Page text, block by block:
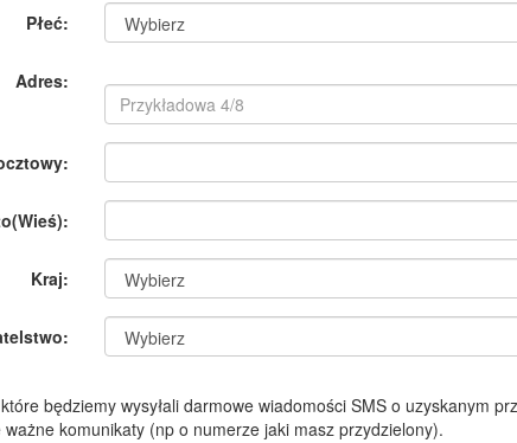
Płeć:
Adres:
Kraj:
będziemy wysyłali darmowe wiadomości SMS o uzyskanym
komunikaty (np o numerze jaki masz przydzielony).